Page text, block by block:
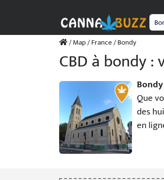
/Map/France/ Bondy
CBD à bondy
Bondy
Que
des
en